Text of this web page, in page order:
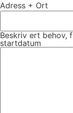
Adress + Ort
Beskriv ert behov,
startdatum